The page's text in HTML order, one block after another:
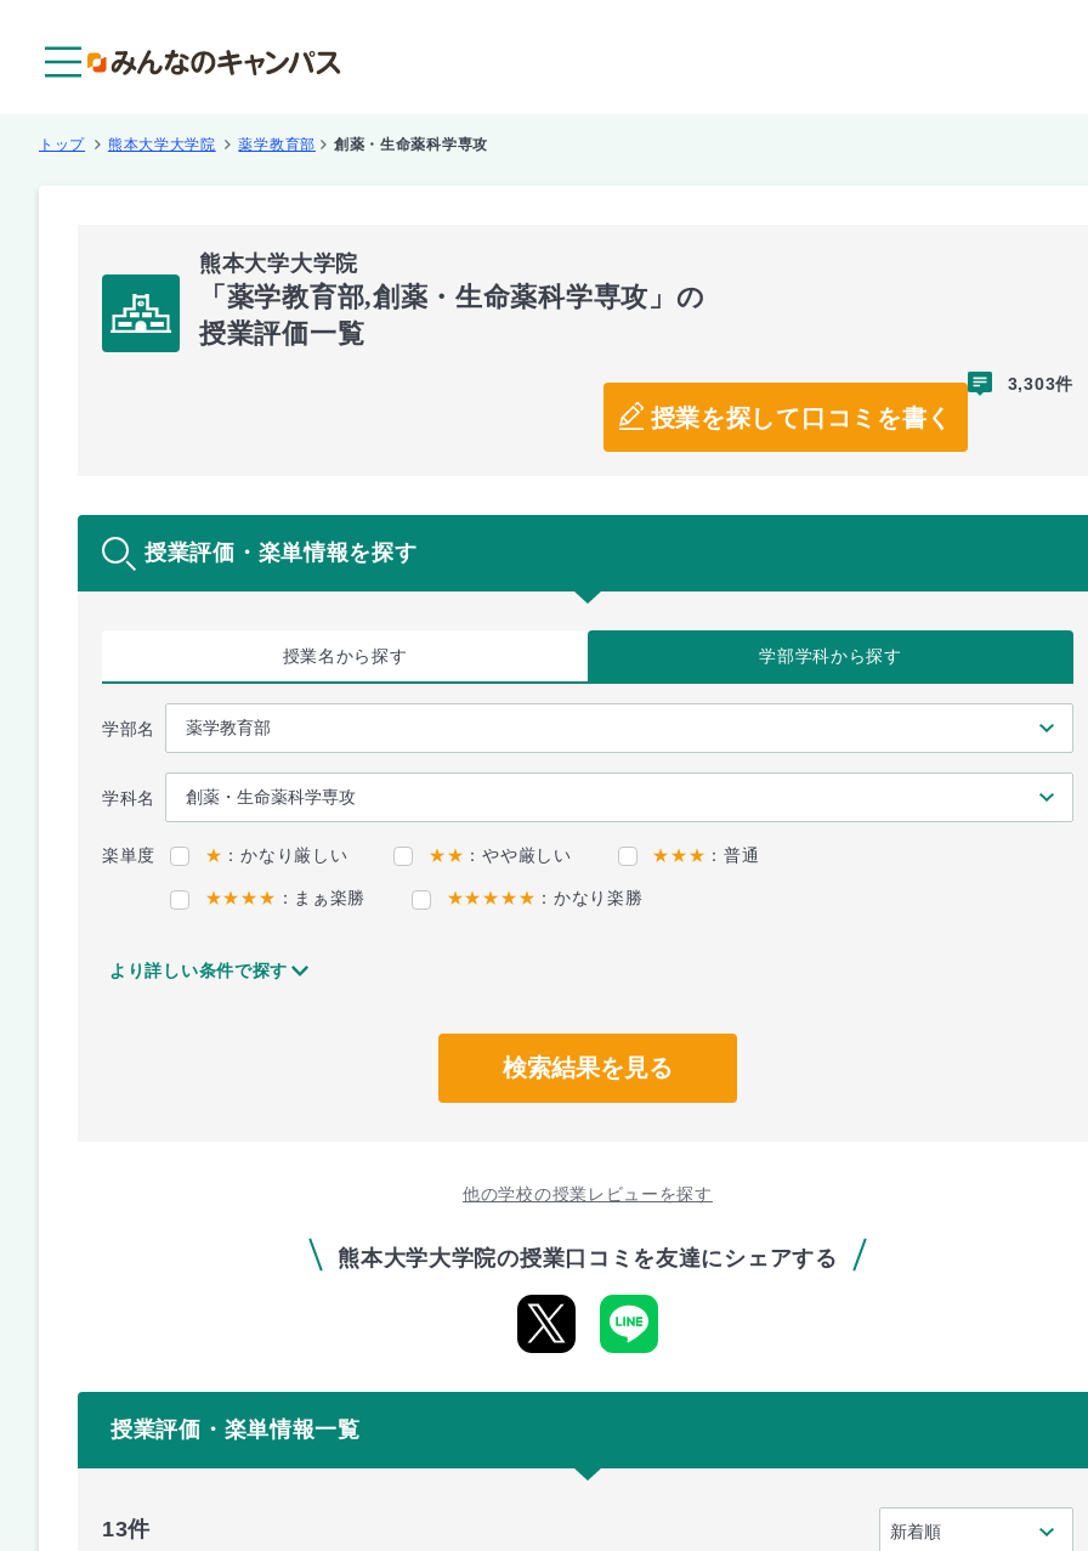
トップ 熊本大学大学院 薬学教育部 創薬・生命薬科学専攻
熊本大学大学院
「薬学教育部,創薬・生命薬科学専攻」の
授業評価一覧
授業を探して口コミを書く
3,303件
授業評価・楽単情報を探す
授業名から探す 学部学科から探す
学部名
学科名
楽単度 ★ ：かなり厳しい ★★ ：やや厳しい ★★★ ：普通
★★★★ ：まぁ楽勝 ★★★★★ ：かなり楽勝
より詳しい条件で探す
検索結果を見る
他の学校の授業レビューを探す
熊本大学大学院の授業口コミを友達にシェアする
授業評価・楽単情報一覧
13件